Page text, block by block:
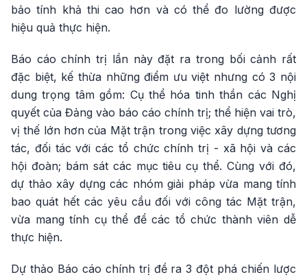
bảo tính khả thi cao hơn và có thể đo lường được
hiệu quả thực hiện.
Báo cáo chính trị lần này đặt ra trong bối cảnh rất
đặc biệt, kế thừa những điểm ưu việt nhưng có 3 nội
dung trọng tâm gồm: Cụ thể hóa tinh thần các Nghị
quyết của Đảng vào báo cáo chính trị; thể hiện vai trò,
vị thế lớn hơn của Mặt trận trong việc xây dựng tương
tác, đối tác với các tổ chức chính trị - xã hội và các
hội đoàn; bám sát các mục tiêu cụ thể. Cùng với đó,
dự thảo xây dựng các nhóm giải pháp vừa mang tính
bao quát hết các yêu cầu đối với công tác Mặt trận,
vừa mang tính cụ thể để các tổ chức thành viên dễ
thực hiện.
Dự thảo Báo cáo chính trị đề ra 3 đột phá chiến lược